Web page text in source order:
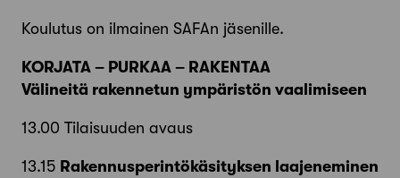
Koulutus on ilmainen SAFAn jäsenille.
KORJATA – PURKAA – RAKENTAA
Välineitä rakennetun ympäristön vaalimiseen
13.00 Tilaisuuden avaus
13.15 Rakennusperintökäsityksen laajeneminen